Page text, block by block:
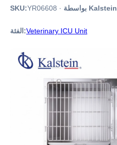
SKU:YR06608 · بواسطة Kalstein
الفئة:Veterinary ICU Unit